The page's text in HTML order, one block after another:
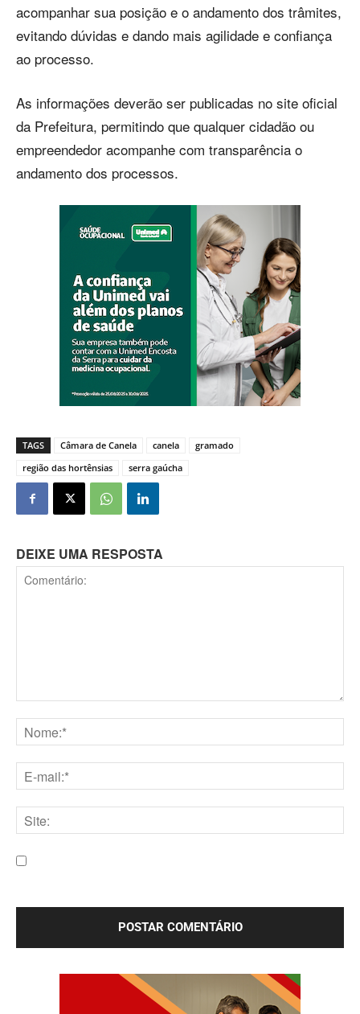
acompanhar sua posição e o andamento dos trâmites,
evitando dúvidas e dando mais agilidade e confiança
ao processo.
As informações deverão ser publicadas no site oficial
da Prefeitura, permitindo que qualquer cidadão ou
empreendedor acompanhe com transparência o
andamento dos processos.
TAGS Câmara de Canela canela
gramado
região das hortênsias
serra gaúcha
DEIXE UMA RESPOSTA
mail:*